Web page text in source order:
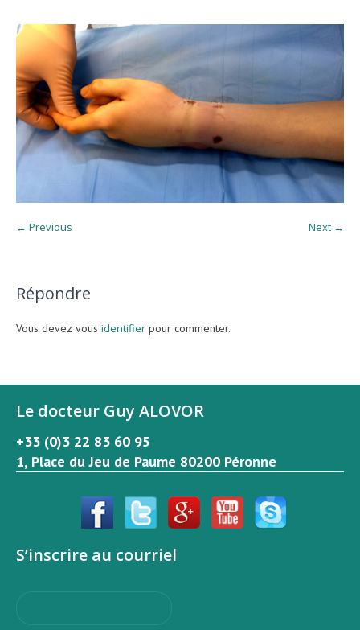
← Previous Next →
Répondre
Vous devez vous identifier pour commenter.
Le docteur Guy ALOVOR
+33 (0)3 22 83 60 95
1, Place du Jeu de Paume 80200 Péronne
S’inscrire au courriel